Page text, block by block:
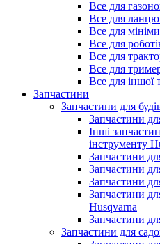
Все для
Все для
Все для
Все для
Все для
Все для
Все для іншої
Запчастини
Запчастини для
Запчастини
Інші
інструменту
Запчастини
Запчастини
Запчастини
Запчастини
Husqvarna
Запчастини
Запчастини для